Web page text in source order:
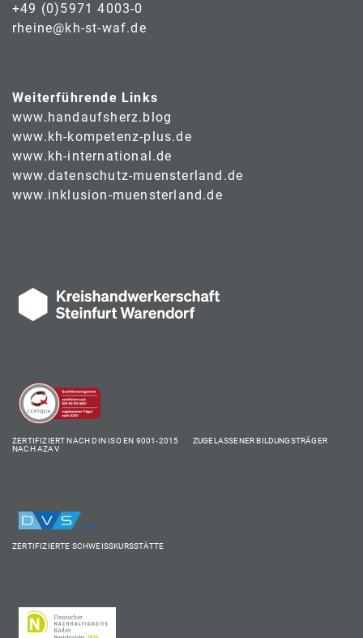
+49 (0)5971 4003-0
rheine@kh-st-waf.de
Weiterführende Links
www.handaufsherz.blog
www.kh-kompetenz-plus.de
www.kh-international.de
www.datenschutz-muensterland.de
www.inklusion-muensterland.de
ZERTIFIZIERT NACH DIN ISO EN 9001-2015 ZUGELASSENER BILDUNGSTRÄGER
NACH AZAV
ZERTIFIZIERTE SCHWEISSKURSSTÄTTE